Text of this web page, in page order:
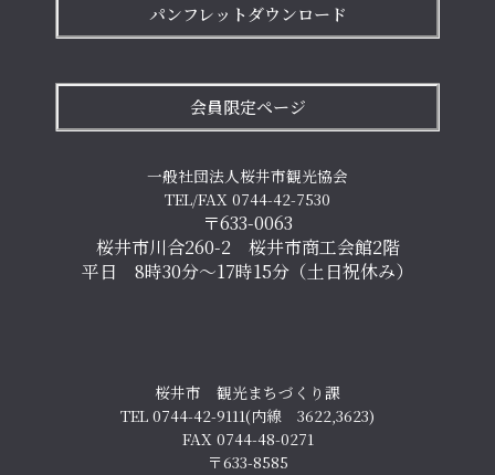
パンフレットダウンロード
会員限定ページ
一般社団法人桜井市観光協会
TEL/FAX 0744-42-7530
〒633-0063
桜井市川合260-2 桜井市商工会館2階
平日 8時30分～17時15分（土日祝休み）
桜井市 観光まちづくり課
TEL 0744-42-9111(内線 3622,3623)
FAX 0744-48-0271
〒633-8585